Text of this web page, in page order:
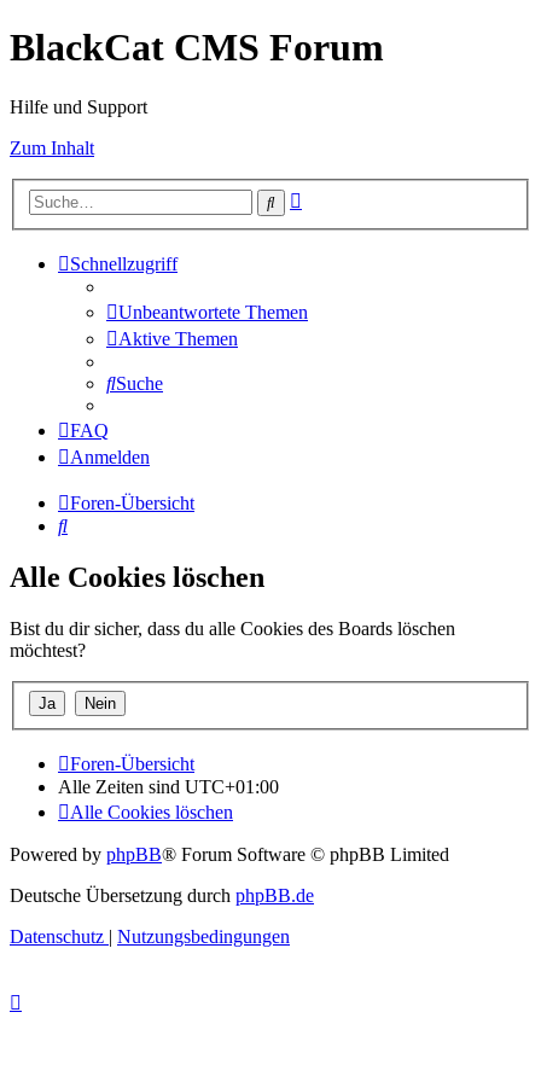
BlackCat CMS Forum
Hilfe und Support
Zum Inhalt
Suche
Schnellzugriff
Unbeantwortete Themen
Aktive Themen
Suche
FAQ
Anmelden
Foren-Übersicht
Suche
Alle Cookies löschen
Bist du dir sicher, dass du alle Cookies des Boards löschen
möchtest?
Foren-Übersicht
Alle Zeiten sind UTC+01:00
Alle Cookies löschen
Powered by phpBB® Forum Software © phpBB Limited
Deutsche Übersetzung durch phpBB.de
Datenschutz | Nutzungsbedingungen